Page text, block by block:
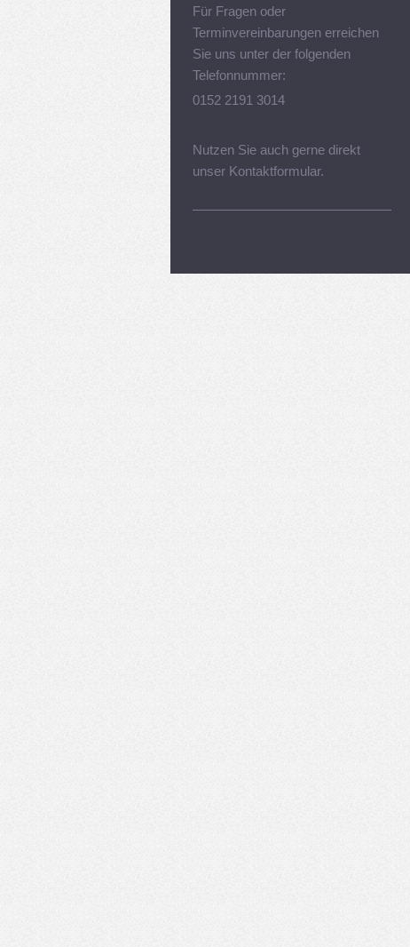
Für Fragen oder
Terminvereinbarungen erreichen
Sie uns unter der folgenden
Telefonnummer:
0152 2191 3014
Nutzen Sie auch gerne direkt
unser Kontaktformular.